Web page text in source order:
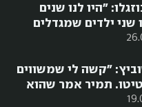
"היו לנו שנים
שני ילדים שמגדלים
היה כמו היום, אנחנו
"קשה לי שמשווים
תמיר אמר שהוא
ב'אח הגדול', לא